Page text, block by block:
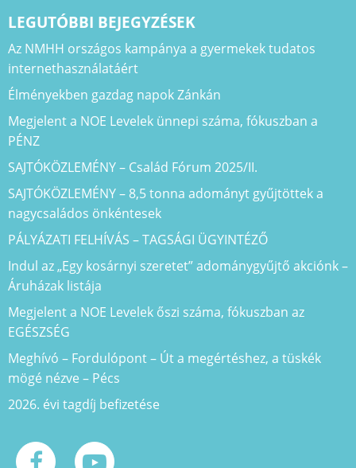
LEGUTÓBBI BEJEGYZÉSEK
Az NMHH országos kampánya a gyermekek tudatos
internethasználatáért
Élményekben gazdag napok Zánkán
Megjelent a NOE Levelek ünnepi száma, fókuszban a
PÉNZ
SAJTÓKÖZLEMÉNY – Család Fórum 2025/II.
SAJTÓKÖZLEMÉNY – 8,5 tonna adományt gyűjtöttek a
nagycsaládos önkéntesek
PÁLYÁZATI FELHÍVÁS – TAGSÁGI ÜGYINTÉZŐ
Indul az „Egy kosárnyi szeretet” adománygyűjtő akciónk –
Áruházak listája
Megjelent a NOE Levelek őszi száma, fókuszban az
EGÉSZSÉG
Meghívó – Fordulópont – Út a megértéshez, a tüskék
mögé nézve – Pécs
2026. évi tagdíj befizetése